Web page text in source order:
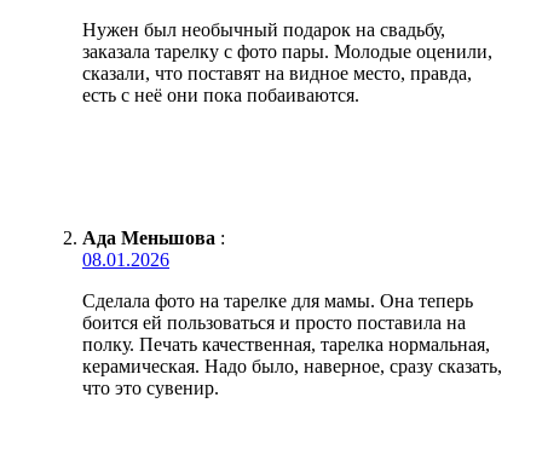
Нужен был необычный подарок на свадьбу,
заказала тарелку с фото пары. Молодые оценили,
сказали, что поставят на видное место, правда,
есть с неё они пока побаиваются.
Ада Меньшова :
08.01.2026
Сделала фото на тарелке для мамы. Она теперь
боится ей пользоваться и просто поставила на
полку. Печать качественная, тарелка нормальная,
керамическая. Надо было, наверное, сразу сказать,
что это сувенир.